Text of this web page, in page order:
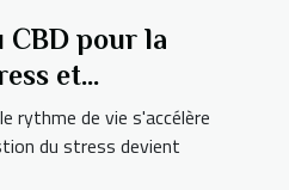
pour la
et
du bien-être
rythme de vie s'accélère
du stress devient